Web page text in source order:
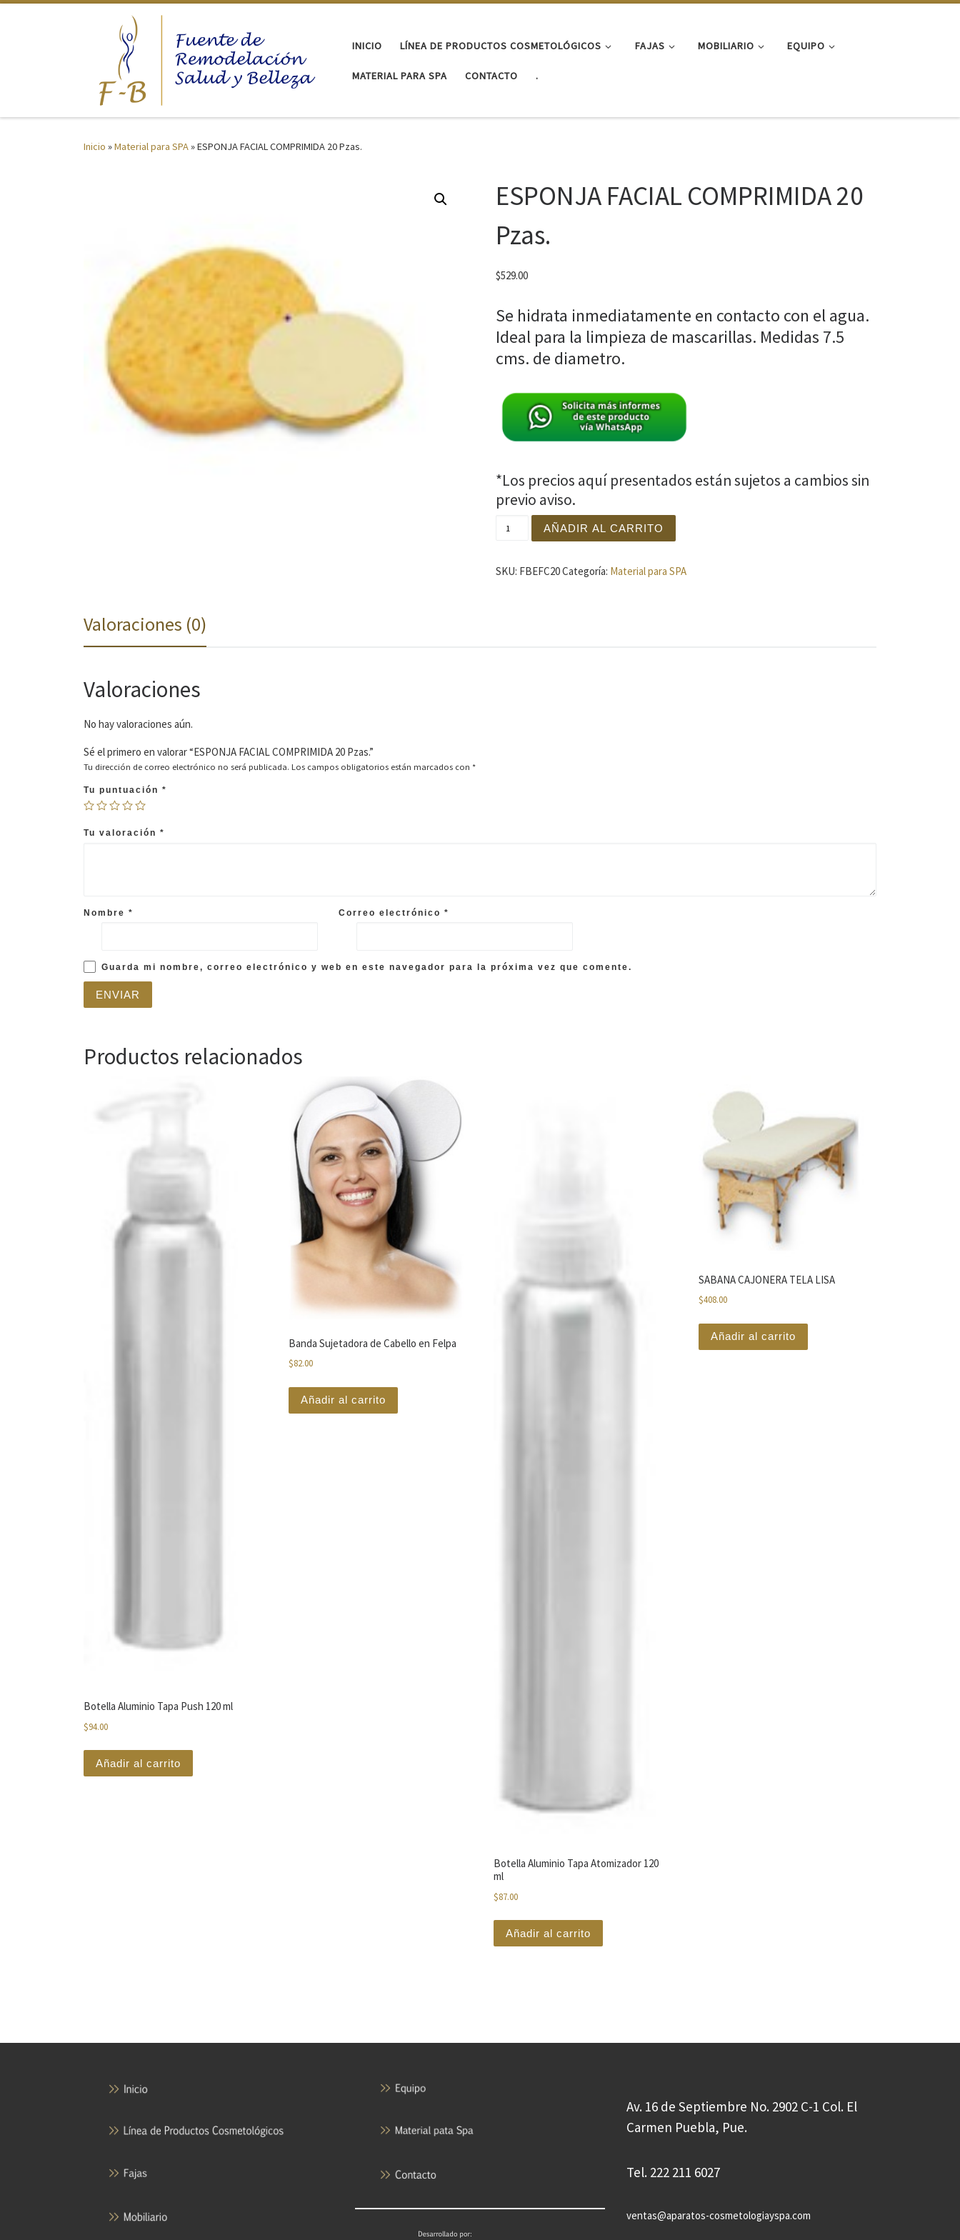
INICIO LÍNEA DE PRODUCTOS COSMETOLÓGICOS FAJAS MOBILIARIO EQUIPO
MATERIAL PARA SPA CONTACTO .
Inicio »Material para SPA»ESPONJA FACIAL COMPRIMIDA 20 Pzas.
ESPONJA FACIAL COMPRIMIDA 20
Pzas.
$529.00
Se hidrata inmediatamente en contacto con el agua.
Ideal para la limpieza de mascarillas. Medidas 7.5
cms. de diametro.
*Los precios aquí presentados están sujetos a cambios sin
previo aviso.
ESPONJA FACIAL COMPRIMIDA 20 Pzas. cantidad
AÑADIR AL CARRITO
SKU: FBEFC20Categoría: Material para SPA
Valoraciones (0)
Valoraciones
No hay valoraciones aún.
Sé el primero en valorar “ESPONJA FACIAL COMPRIMIDA 20 Pzas.”
Tu dirección de correo electrónico no será publicada. Los campos obligatorios están marcados con *
Tu puntuación *
Tu valoración *
Nombre * Correo electrónico *
Guarda mi nombre, correo electrónico y web en este navegador para la próxima vez que comente.
Productos relacionados
Botella Aluminio Tapa Push 120 ml
$94.00
Añadir al carrito
Banda Sujetadora de Cabello en Felpa
$82.00
Añadir al carrito
Botella Aluminio Tapa Atomizador 120
ml
$87.00
Añadir al carrito
SABANA CAJONERA TELA LISA
$408.00
Añadir al carrito
Av. 16 de Septiembre No. 2902 C-1 Col. El
Carmen Puebla, Pue.
Tel. 222 211 6027
ventas@aparatos-cosmetologiayspa.com